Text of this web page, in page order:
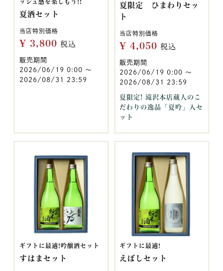
ッシュ感を楽しもう!!
夏酒セット
当店特別価格
¥ 3,800 税込
販売期間
2026/06/19 0:00 〜
2026/08/31 23:59
夏限定 ひまわりセッ
ト
当店特別価格
¥ 4,050 税込
販売期間
2026/06/19 0:00 〜
2026/08/31 23:59
夏限定! 滝沢本店蔵人のこ
だわりの逸品「夏吟」入セ
ット
ギフトに最適!吟醸酒セット
すはまセット
ギフトに最適!
えぼしセット